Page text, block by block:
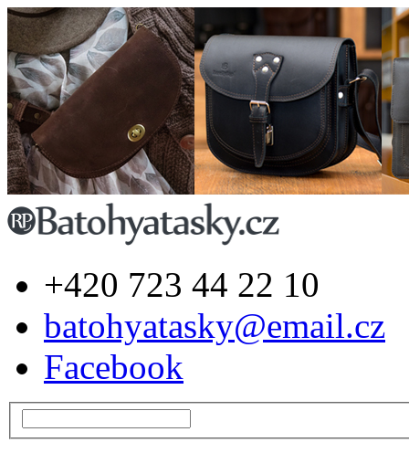
+420 723 44 22 10
batohyatasky@email.cz
Facebook